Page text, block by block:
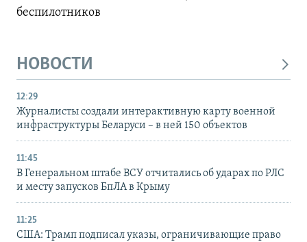
беспилотников
НОВОСТИ
12:29
Журналисты создали интерактивную карту военной
инфраструктуры Беларуси – в ней 150 объектов
11:45
В Генеральном штабе ВСУ отчитались об ударах по РЛС
и месту запусков БпЛА в Крыму
11:25
США: Трамп подписал указы, ограничивающие право